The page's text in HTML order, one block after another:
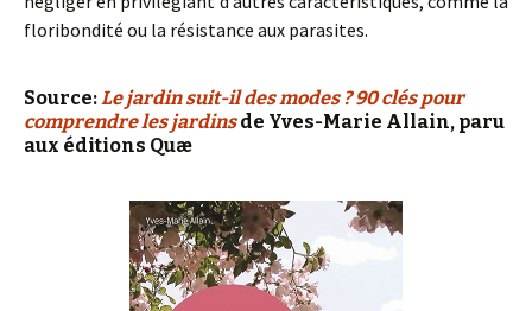
floribondité ou la résistance aux parasites.
Source:Le jardin suit-il des modes ? 90 clés pour
comprendre les jardinsde Yves-Marie Allain, paru
aux éditions Quæ